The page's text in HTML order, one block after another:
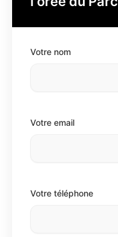
Votre nom
Votre email
Votre téléphone